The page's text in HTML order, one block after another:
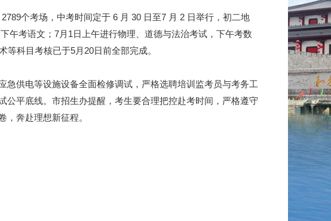
个考场，中考时间定于 6 月 30 日至7 月 2 日举行，初二地
午考语文；7月1日上午进行物理、道德与法治考试，下午考数
科目考核已于5月20日前全部完成。
供电等设施设备全面检修调试，严格选聘培训监考员与考务工
平底线。市招生办提醒，考生要合理把控赴考时间，严格遵守
奔赴理想新征程。